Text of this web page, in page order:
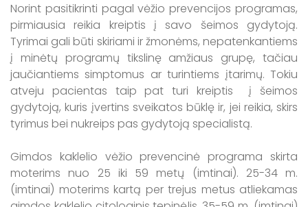
Norint pasitikrinti pagal vėžio prevencijos programas,
pirmiausia reikia kreiptis į savo šeimos gydytoją.
Tyrimai gali būti skiriami ir žmonėms, nepatenkantiems
į minėtų programų tikslinę amžiaus grupę, tačiau
jaučiantiems simptomus ar turintiems įtarimų. Tokiu
atveju pacientas taip pat turi kreiptis į šeimos
gydytoją, kuris įvertins sveikatos būklę ir, jei reikia, skirs
tyrimus bei nukreips pas gydytoją specialistą.
Gimdos kaklelio vėžio prevencinė programa skirta
moterims nuo 25 iki 59 metų (imtinai). 25-34 m.
(imtinai) moterims kartą per trejus metus atliekamas